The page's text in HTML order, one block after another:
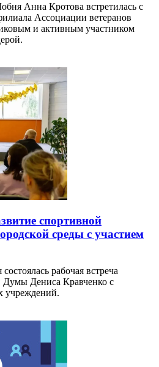
Анна Кротова встретилась с
Ассоциации ветеранов
и активным участником
спортивной
среды с участием
рабочая встреча
Думы Дениса Кравченко с
учреждений.